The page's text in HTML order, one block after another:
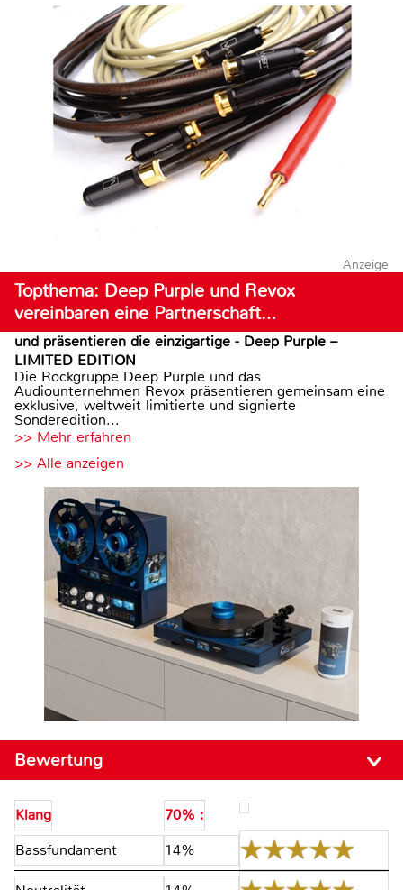
Anzeige
Topthema: Deep Purple und Revox
vereinbaren eine Partnerschaft…
und präsentieren die einzigartige - Deep Purple –
LIMITED EDITION
Die Rockgruppe Deep Purple und das
Audiounternehmen Revox präsentieren gemeinsam eine
exklusive, weltweit limitierte und signierte
Sonderedition...
>> Mehr erfahren
>> Alle anzeigen
Bewertung
Klang
70% :
Bassfundament
14%